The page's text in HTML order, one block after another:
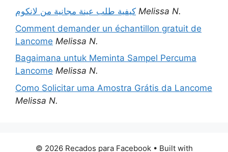
كيفية طلب عينة مجانية من لانكوم Melissa N.
Comment demander un échantillon gratuit de
Lancome Melissa N.
Bagaimana untuk Meminta Sampel Percuma
Lancome Melissa N.
Como Solicitar uma Amostra Grátis da Lancome
Melissa N.
© 2026 Recados para Facebook• Built with